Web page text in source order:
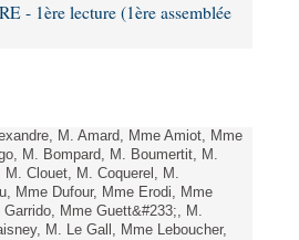
- 1ère lecture (1ère assemblée
M. Amard, Mme Amiot, Mme
M. Bompard, M. Boumertit, M.
Clouet, M. Coquerel, M.
Mme Dufour, Mme Erodi, Mme
Mme Guett&#233;, M.
M. Le Gall, Mme Leboucher,